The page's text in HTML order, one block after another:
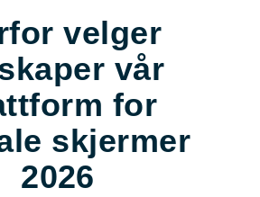
velger
vår
for
skjermer
2026